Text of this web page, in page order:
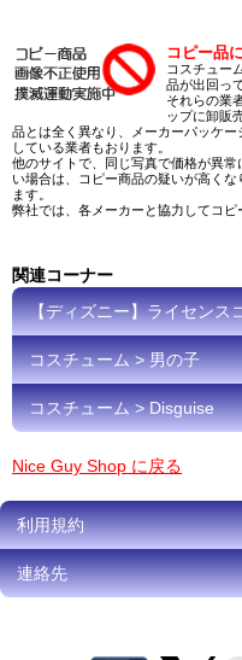
コピー品
コスチュー
品が出回っ
それらの業
ップに卸販
品とは全く異なり、メーカーパッケ
している業者もおります。
他のサイトで、同じ写真で価格が異
い場合は、コピー商品の疑いが高く
ます。
弊社では、各メーカーと協力してコピ
関連コーナー
【ディズニー】ライセンス
コスチューム > 男の子
コスチューム > Disguise
Nice Guy Shop に戻る
利用規約
連絡先